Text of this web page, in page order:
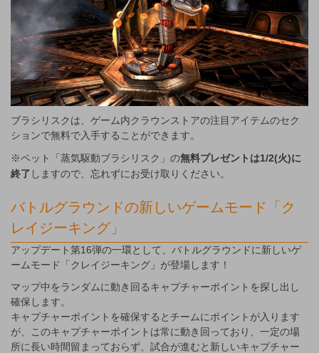
ブラシリスクは、ゲーム内クラウンストアの注目アイテムのセク
ションで無料で入手することができます。
※ペット「蒸気駆動ブラシリスク」の無料プレゼントは1/2(火)に
終了 しますので、忘れずにお受け取りください。
バトルグラウンドの新しいゲームモード「ク
レイジーキング」
アップデート第16弾の一環として、バトルグラウンドに新しいゲ
ームモード「クレイジーキング」が登場します！
マップ中をランダムに動き回るキャプチャーポイントを探し出し
確保します。
キャプチャーポイントを確保するとチームにポイントが入ります
が、このキャプチャーポイントは常に動き回っており、一定の場
所に長い時間留まっておらず、試合が進むと新しいキャプチャー